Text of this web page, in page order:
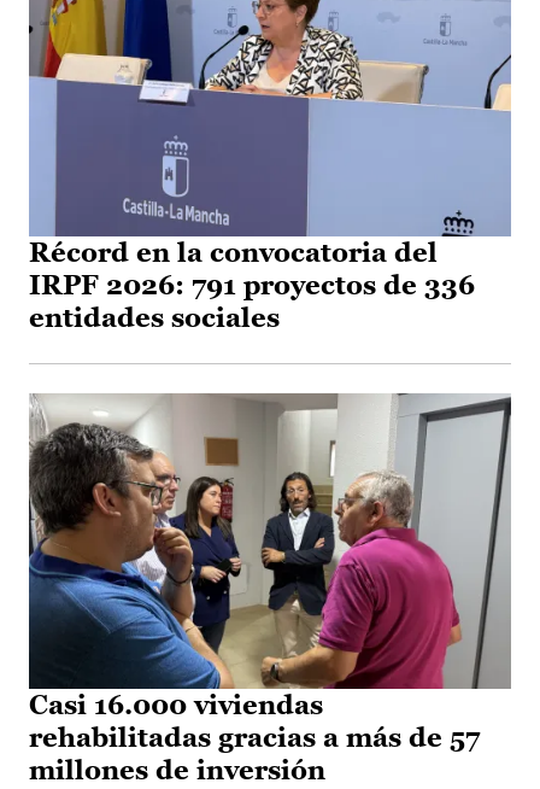
Récord en la convocatoria del
IRPF 2026: 791 proyectos de 336
entidades sociales
Casi 16.000 viviendas
rehabilitadas gracias a más de 57
millones de inversión